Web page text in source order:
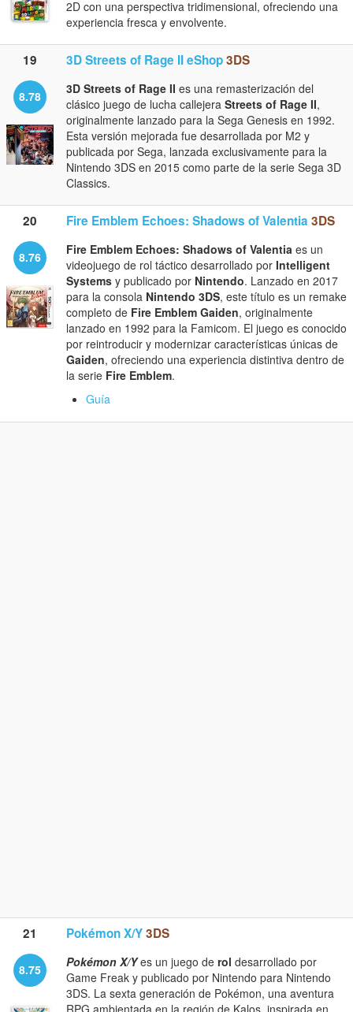
2D con una perspectiva tridimensional, ofreciendo una
experiencia fresca y envolvente.
19 3D Streets of Rage II eShop3DS
8.78 3D Streets of Rage II es una remasterización del
clásico juego de lucha callejera Streets of Rage II,
originalmente lanzado para la Sega Genesis en 1992.
Esta versión mejorada fue desarrollada por M2 y
publicada por Sega, lanzada exclusivamente para la
Nintendo 3DS en 2015 como parte de la serie Sega 3D
Classics.
20 Fire Emblem Echoes: Shadows of Valentia 3DS
8.76 Fire Emblem Echoes: Shadows of Valentia es un
videojuego de rol táctico desarrollado por Intelligent
Systems y publicado por Nintendo. Lanzado en 2017
para la consola Nintendo 3DS, este título es un remake
completo de Fire Emblem Gaiden, originalmente
lanzado en 1992 para la Famicom. El juego es conocido
por reintroducir y modernizar características únicas de
Gaiden, ofreciendo una experiencia distintiva dentro de
la serie Fire Emblem.
Guía
21 Pokémon X/Y3DS
8.75 Pokémon X/Yes un juego de rol desarrollado por
Game Freak y publicado por Nintendo para Nintendo
3DS. La sexta generación de Pokémon, una aventura